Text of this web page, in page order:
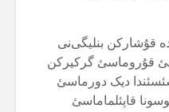
قۇشارکن بنلیگی‌نی
قۇروماسئ گرکیرکن
دیک دورماسئ
قاپئلماماسئ